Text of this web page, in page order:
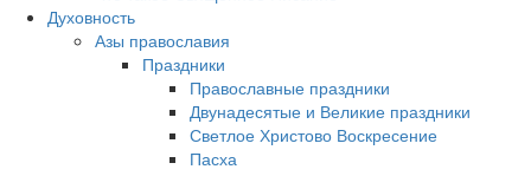
Духовность
Азы православия
Праздники
Православные праздники
Двунадесятые и Великие праздники
Светлое Христово Воскресение
Пасха